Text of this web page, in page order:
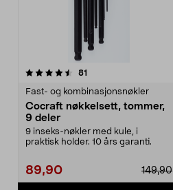
81
Fast- og kombinasjonsnøkler
Cocraft nøkkelsett, tommer,
9 deler
9 inseks-nøkler med kule, i
praktisk holder. 10 års garanti.
89,90 149,90
4.5 av 5 stjerner